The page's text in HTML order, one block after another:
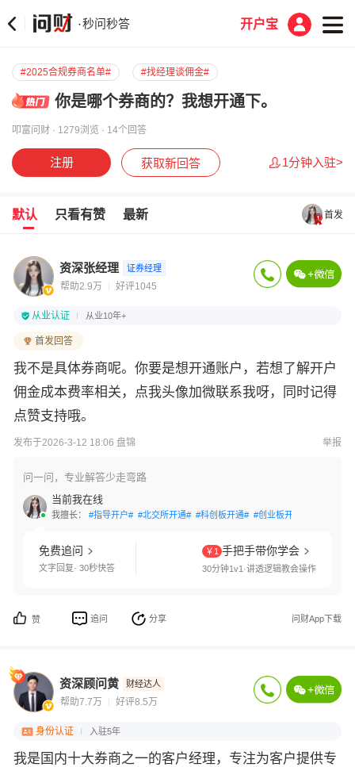
·秒问秒答 开户宝
#2025合规券商名单# #找经理谈佣金#
你是哪个券商的？我想开通下。
叩富问财 · 1279浏览 · 14个回答
注册 获取新回答 1分钟入驻>
默认 只看有赞 最新 首发
资深张经理 证券经理
帮助2.9万 好评1045
从业认证 从业10年+
首发回答
我不是具体券商呢。你要是想开通账户，若想了解开户
佣金成本费率相关，点我头像加微联系我呀，同时记得
点赞支持哦。
发布于2026-3-12 18:06 盘锦 举报
问一问，专业解答少走弯路
当前我在线
我擅长： #指导开户# #北交所开通# #科创板开通# #创业板开通#
免费追问
文字回复· 30秒快答
￥1 手把手带你学会
30分钟1v1·讲透逻辑教会操作
赞 追问 分享 问财App下载
资深顾问黄 财经达人
帮助7.7万 好评8.5万
身份认证 入驻5年
我是国内十大券商之一的客户经理，专注为客户提供专